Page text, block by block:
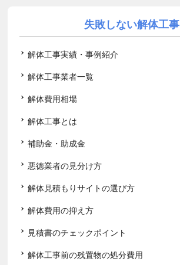
失敗しない解体工事
解体工事実績・事例紹介
解体工事業者一覧
解体費用相場
解体工事とは
補助金・助成金
悪徳業者の見分け方
解体見積もりサイトの選び方
解体費用の抑え方
見積書のチェックポイント
解体工事前の残置物の処分費用